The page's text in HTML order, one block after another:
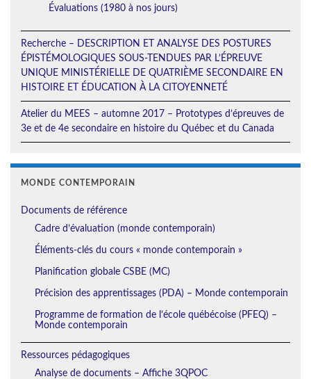
Évaluations (1980 à nos jours)
Recherche – DESCRIPTION ET ANALYSE DES POSTURES
ÉPISTÉMOLOGIQUES SOUS-TENDUES PAR L’ÉPREUVE
UNIQUE MINISTÉRIELLE DE QUATRIÈME SECONDAIRE EN
HISTOIRE ET ÉDUCATION À LA CITOYENNETÉ
Atelier du MEES – automne 2017 – Prototypes d’épreuves de
3e et de 4e secondaire en histoire du Québec et du Canada
MONDE CONTEMPORAIN
Documents de référence
Cadre d’évaluation (monde contemporain)
Éléments-clés du cours « monde contemporain »
Planification globale CSBE (MC)
Précision des apprentissages (PDA) – Monde contemporain
Programme de formation de l’école québécoise (PFEQ) –
Monde contemporain
Ressources pédagogiques
Analyse de documents – Affiche 3QPOC